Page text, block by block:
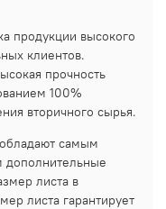
продукции высокого
клиентов.
прочность
100%
вторичного сырья.
самым
листа в
листа гарантирует